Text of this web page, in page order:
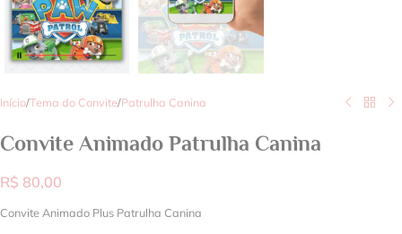
Início/Tema do Convite/Patrulha Canina
Convite Animado Patrulha Canina
R$ 80,00
Convite Animado Plus Patrulha Canina